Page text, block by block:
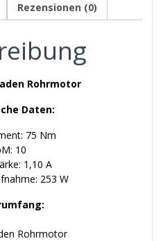
Rezensionen (0)
Rohrmotor
Daten:
75 Nm
10
1,10 A
253 W
Rohrmotor